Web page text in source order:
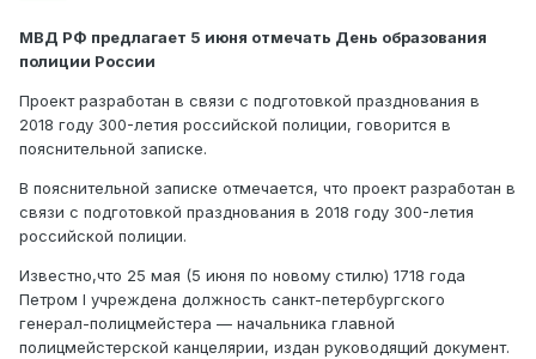
России Камчатского края принято на службу 94
сотрудника расформированных ведомств.
МВД РФ предлагает 5 июня отмечать День образования
полиции России
Проект разработан в связи с подготовкой празднования в
2018 году 300-летия российской полиции, говорится в
пояснительной записке.
В пояснительной записке отмечается, что проект разработан в
связи с подготовкой празднования в 2018 году 300-летия
российской полиции.
Известно,что 25 мая (5 июня по новому стилю) 1718 года
Петром I учреждена должность санкт-петербургского
генерал-полицмейстера — начальника главной
полицмейстерской канцелярии, издан руководящий документ.